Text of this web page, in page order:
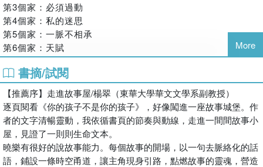
說故事的人，是個證人。她花了七年時間，打開一扇又一扇的大
門，走進不同的家庭。在門的背後，她見證了各色光怪陸離的景
象：一個每日給兒子準備雞精、維他命的母親，在收到兒子成績單
的當下，卻也毫不猶豫地甩出一記耳光；為了安撫雙親，躲在衣櫃
裡欺騙別人也傷害自己的兒子；也或許，她看見一種用鈔票堆疊起
來的親情⋯⋯她以為她是家教，只需帶給學生知識，沒想到學生及
他們的家庭帶給她更多的衝擊。
什麼是教育的本質？愛是有條件的嗎？
本書沒有給家長教條式的叮嚀與建議，只有一個個震撼人心的故
事。這些故事之所以存在，是期待我們去凝視一個初衷，靜下來，
好好想想，把小孩帶到這世界上的初衷。
第3個家：必須過動
第4個家：私的迷思
第5個家：一脈不相承
第6個家：天賦
第7個家：衣櫃中的小劇場
第8個家：怪獸都聚在一起了
第9個家：高材生的獨白
後記 莫失莫忘
More
書摘/試閱
【推薦序】走進故事屋/楊翠（東華大學華文文學系副教授）
逐頁閱看《你的孩子不是你的孩子》，好像闖進一座故事城堡。作
者的文字清暢靈動，我依循書頁的節奏與動線，走進一間間故事小
屋，見證了一則則生命文本。
曉樂有很好的說故事能力。每個故事的開場，以一句去脈絡化的話
語，鋪設一條時空甬道，讓主角現身引路，點燃故事的靈魂，營造